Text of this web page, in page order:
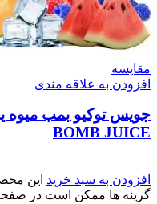
مقایسه
افزودن به علاقه مندی
BOMB JUICE
افزودن به سبد خرید این
گزینه ها ممکن است در